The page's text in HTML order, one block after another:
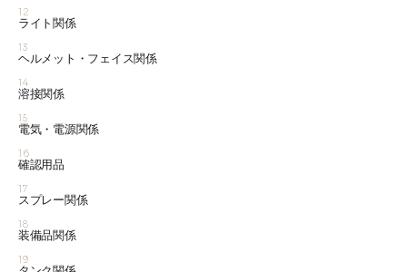
12
ライト関係
13
ヘルメット・フェイス関係
14
溶接関係
15
電気・電源関係
16
確認用品
17
スプレー関係
18
装備品関係
19